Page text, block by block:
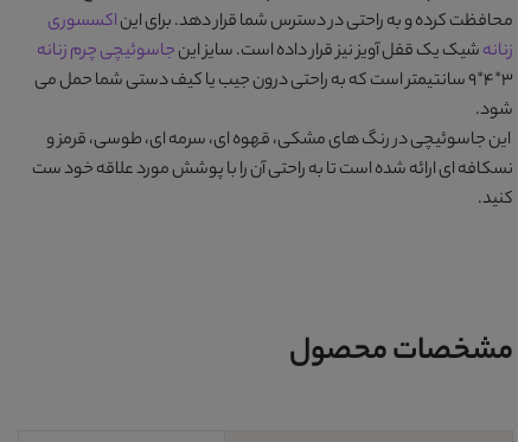
محافظت کرده و به راحتی در دسترس شما قرار دهد. برای ایناکسسوری
زنانهشیک یک قفل آویز نیز قرار داده است. سایز اینجاسوئیچی چرم زنانه
3*4*9 سانتیمتر است که به راحتی درون جیب یا کیف دستی شما حمل می
شود.
این جاسوئیچی در رنگ هایمشکی، قهوه ای، سرمه ای، طوسی، قرمز و
نسکافه ایارائه شده است تا به راحتی آن را با پوشش مورد علاقه خود ست
کنید.
مشخصات محصول